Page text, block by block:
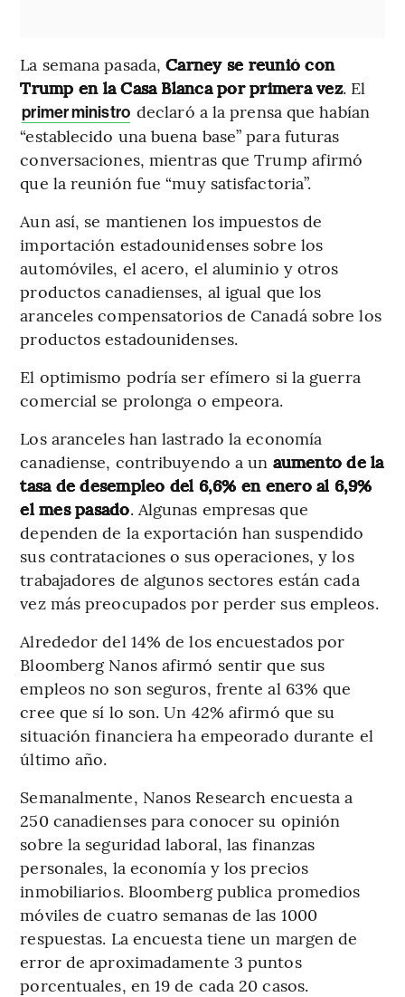
La semana pasada,Carney se reunió con
Trump en la Casa Blanca por primera vez. El
primer ministro declaró a la prensa que habían
“establecido una buena base” para futuras
conversaciones, mientras que Trump afirmó
que la reunión fue “muy satisfactoria”.
Aun así, se mantienen los impuestos de
importación estadounidenses sobre los
automóviles, el acero, el aluminio y otros
productos canadienses, al igual que los
aranceles compensatorios de Canadá sobre los
productos estadounidenses.
El optimismo podría ser efímero si la guerra
comercial se prolonga o empeora.
Los aranceles han lastrado la economía
canadiense, contribuyendo a un aumento de la
tasa de desempleo del 6,6% en enero al 6,9%
el mes pasado. Algunas empresas que
dependen de la exportación han suspendido
sus contrataciones o sus operaciones, y los
trabajadores de algunos sectores están cada
vez más preocupados por perder sus empleos.
Alrededor del 14% de los encuestados por
Bloomberg Nanos afirmó sentir que sus
empleos no son seguros, frente al 63% que
cree que sí lo son. Un 42% afirmó que su
situación financiera ha empeorado durante el
último año.
Semanalmente, Nanos Research encuesta a
250 canadienses para conocer su opinión
sobre la seguridad laboral, las finanzas
personales, la economía y los precios
inmobiliarios. Bloomberg publica promedios
móviles de cuatro semanas de las 1000
respuestas. La encuesta tiene un margen de
error de aproximadamente 3 puntos
porcentuales, en 19 de cada 20 casos.